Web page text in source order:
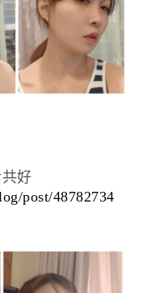
好
post/48782734